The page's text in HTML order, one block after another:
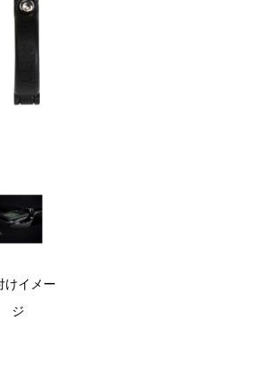
けイメー
ジ